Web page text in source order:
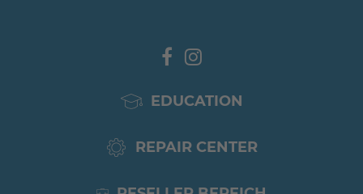
EDUCATION
REPAIR CENTER